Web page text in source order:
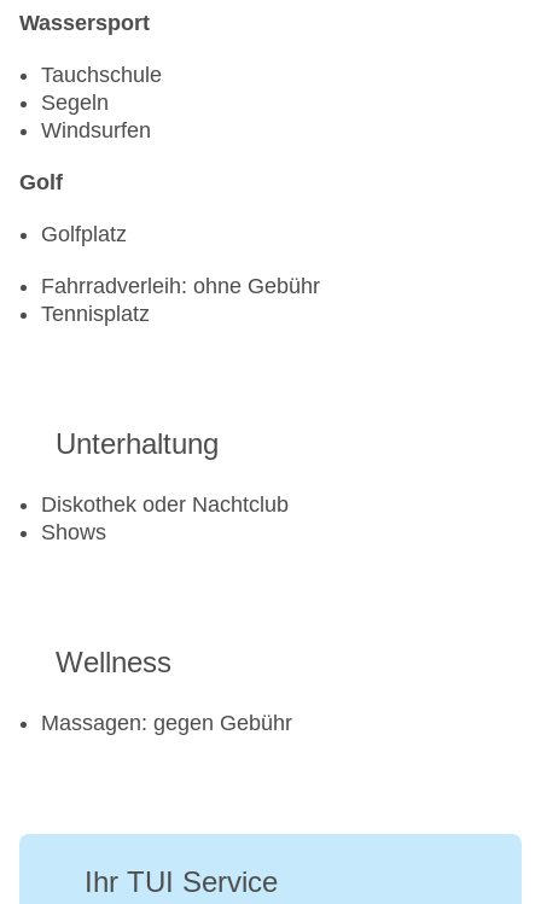
Wassersport
Tauchschule
Segeln
Windsurfen
Golf
Golfplatz
Fahrradverleih: ohne Gebühr
Tennisplatz
Unterhaltung
Diskothek oder Nachtclub
Shows
Wellness
Massagen: gegen Gebühr
Ihr TUI Service